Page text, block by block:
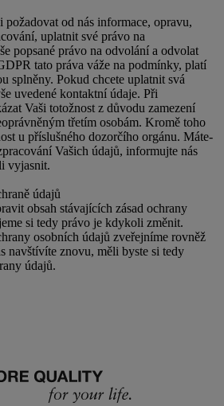
od nás informace, opravu,
uplatnit své právo na
popsané právo na odvolání a odvolat
tato práva váže na podmínky, platí
splněny. Pokud chcete uplatnit svá
uvedené kontaktní údaje. Při
Vaši totožnost z důvodu zamezení
třetím osobám. Kromě toho
u příslušného dozorčího orgánu. Máte-
Vašich údajů, informujte nás
vyjasnit.
údajů
obsah stávajících zásad ochrany
si tedy právo je kdykoli změnit.
osobních údajů zveřejníme rovněž
navštívíte znovu, měli byste si tedy
údajů.